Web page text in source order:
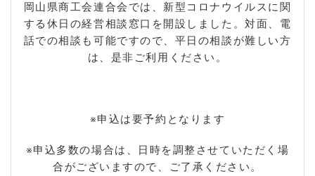
岡山県商工会連合会では、新型コロナウイルスに関
する休日の経営相談窓口を開設しました。対面、電
話での相談も可能ですので、平日の相談が難しい方
は、是非ご利用ください。
※申込は要予約となります
※申込多数の場合は、日時を調整させていただく場
合がございますので、ご了承ください。